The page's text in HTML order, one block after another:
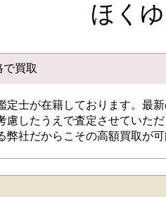
ほく
買取
定士が在籍しております。最
慮したうえで査定させていた
弊社だからこその高額買取が可